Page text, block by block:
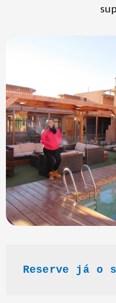
Reserve já o